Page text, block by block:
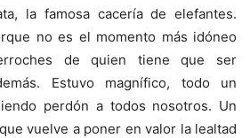
la famosa cacería de elefantes.
no es el momento más idóneo
de quien tiene que ser
Estuvo magnífico, todo un
perdón a todos nosotros. Un
vuelve a poner en valor la lealtad